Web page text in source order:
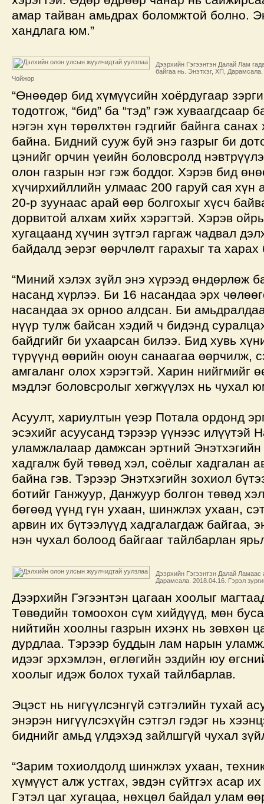
амар тайван амьдрах боломжтой болно.
хандлага юм.”
Дээрхийн Гэгээнтэн Далай Лам
байгаа нь. Энэтхэг, ХП,
Чойжор
“Өнөөдөр бид хүмүүсийн хоёрдугаар
тодотгож, “бид” ба “тэд” гэж хуваагдсаар
нэгэн хүн төрөлхтөн гэдгийг байнга санах
байна. Бидний сууж буй энэ газрыг би
цэнийг орчин үеийн боловсролд
олон газрын нэг гэж боддог. Хэрэв бид
хүчирхийллийн улмаас 200 гаруй сая хүн
20-р зуунаас арай өөр болгохыг хүсч
дорвитой алхам хийх хэрэгтэй. Хэрэв
хугацаанд хүчин зүтгэл гаргаж чадвал
байдалд эерэг өөрчлөлт гарахыг та харах
“Миний хэлэх зүйл энэ хүрээд өндөрлөж
насанд хүрлээ. Би 16 насандаа эрх
насандаа эх орноо алдсан. Би
нүүр тулж байсан хэдий ч бидэнд
байдгийг би ухаарсан билээ. Бид хувь
түрүүнд өөрийн оюун санаагаа өөрчилж,
амгаланг олох хэрэгтэй. Харин нийгмийг
мэдлэг боловсролыг хөгжүүлэх нь чухал
Асуулт, хариултын үеэр Потала ордонд
эсэхийг асуусанд тэрээр үүнээс илүүтэй
уламжлалаар дамжсан эртний Энэтхэгийн
хадгалж буй төвөд хэл, соёлыг хадгалан
байна гэв. Тэрээр Энэтхэгийн зохиол
ботийг Ганжуур, Данжуур болгон төвөд
бөгөөд үүнд гүн ухаан, шинжлэх ухаан,
арвин их бүтээлүүд хадгалагдаж байгаа,
нэн чухал болоод байгааг тайлбарлан
Дээрхийн Гэгээнтэн Далай Ламаас
Дарамсала. 2018.04.16. Гэрэл
Дээрхийн Гэгээнтэн цагаан хоолыг
Төвөдийн томоохон сүм хийдүүд, мөн
нийтийн хоолны газрын ихэнх нь зөвхөн
дурдлаа. Тэрээр буддын лам нарын
идээг эрхэмлэн, өглөгийн эздийн юу
хоолыг идэж болох тухай тайлбарлав.
Эцэст нь нигүүлсэнгүй сэтгэлийн тухай
энэрэн нигүүлсэхүйн сэтгэл гэдэг нь
биднийг амьд үлдэхэд зайлшгүй чухал
“Зарим тохиолдолд шинжлэх ухаан,
хүмүүст алж устгах, эвдэн сүйтгэх асар
Гэтэл цаг хугацаа, нөхцөл байдал улам